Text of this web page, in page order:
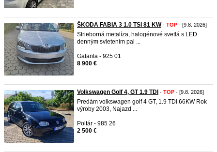
ŠKODA FABIA 3 1.0 TSI 81 KW- TOP - [9.8. 2026]
Strieborná metalíza, halogénové svetlá s LED
denným svietením pal ...
Galanta - 925 01
8 900 €
Volkswagen Golf 4, GT 1.9 TDI - TOP - [9.8. 2026]
Predám volkswagen golf 4 GT, 1.9 TDI 66KW Rok
výroby 2003, Najazd ...
Poltár - 985 26
2 500 €